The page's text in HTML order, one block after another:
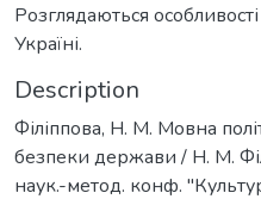
Розглядаються
Україні.
Description
Філіппова, Н. М. Мовна
безпеки держави / Н. М.
наук.-метод. конф.